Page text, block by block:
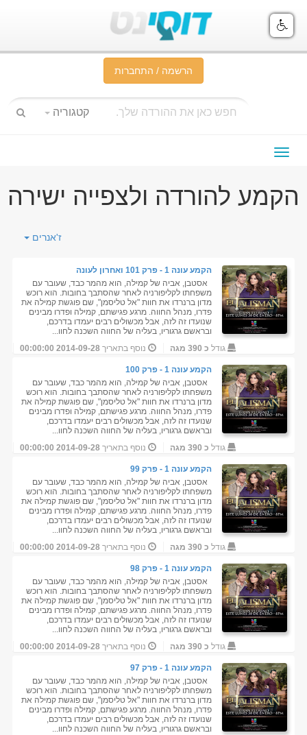
הרשמה / התחברות
קטגוריה
תפריט
הקמע להורדה ולצפייה ישירה
ז'אנרים
הקמע עונה 1 - פרק 101 ואחרון לעונה
אסטבן, אביה של קמילה, הוא מהמר כבד, שעובר עם
משפחתו לקליפורניה לאחר שהסתבך בחובות. הוא רוכש
מדון ברנרדו את חוות "אל טליסמן", שם פוגשת קמילה את
פדרו, מנהל החווה. מרגע פגישתם, קמילה ופדרו מבינים
שנועדו זה לזה, אבל מכשולים רבים יעמדו בדרכם,
ובראשם גרגוריו, בעליה של החווה השכנה לחוו...
גודל כ 390 מגה נוסף בתאריך2014-09-28 00:00:00
הקמע עונה 1 - פרק 100
אסטבן, אביה של קמילה, הוא מהמר כבד, שעובר עם
משפחתו לקליפורניה לאחר שהסתבך בחובות. הוא רוכש
מדון ברנרדו את חוות "אל טליסמן", שם פוגשת קמילה את
פדרו, מנהל החווה. מרגע פגישתם, קמילה ופדרו מבינים
שנועדו זה לזה, אבל מכשולים רבים יעמדו בדרכם,
ובראשם גרגוריו, בעליה של החווה השכנה לחוו...
גודל כ 390 מגה נוסף בתאריך2014-09-28 00:00:00
הקמע עונה 1 - פרק 99
אסטבן, אביה של קמילה, הוא מהמר כבד, שעובר עם
משפחתו לקליפורניה לאחר שהסתבך בחובות. הוא רוכש
מדון ברנרדו את חוות "אל טליסמן", שם פוגשת קמילה את
פדרו, מנהל החווה. מרגע פגישתם, קמילה ופדרו מבינים
שנועדו זה לזה, אבל מכשולים רבים יעמדו בדרכם,
ובראשם גרגוריו, בעליה של החווה השכנה לחוו...
גודל כ 390 מגה נוסף בתאריך2014-09-28 00:00:00
הקמע עונה 1 - פרק 98
אסטבן, אביה של קמילה, הוא מהמר כבד, שעובר עם
משפחתו לקליפורניה לאחר שהסתבך בחובות. הוא רוכש
מדון ברנרדו את חוות "אל טליסמן", שם פוגשת קמילה את
פדרו, מנהל החווה. מרגע פגישתם, קמילה ופדרו מבינים
שנועדו זה לזה, אבל מכשולים רבים יעמדו בדרכם,
ובראשם גרגוריו, בעליה של החווה השכנה לחוו...
גודל כ 390 מגה נוסף בתאריך2014-09-28 00:00:00
הקמע עונה 1 - פרק 97
אסטבן, אביה של קמילה, הוא מהמר כבד, שעובר עם
משפחתו לקליפורניה לאחר שהסתבך בחובות. הוא רוכש
מדון ברנרדו את חוות "אל טליסמן", שם פוגשת קמילה את
פדרו, מנהל החווה. מרגע פגישתם, קמילה ופדרו מבינים
שנועדו זה לזה, אבל מכשולים רבים יעמדו בדרכם,
ובראשם גרגוריו, בעליה של החווה השכנה לחוו...